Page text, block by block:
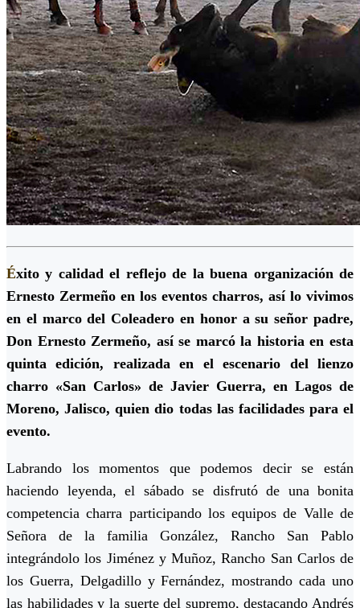
Éxito y calidad el reflejo de la buena organización de
Ernesto Zermeño en los eventos charros, así lo vivimos
en el marco del Coleadero en honor a su señor padre,
Don Ernesto Zermeño, así se marcó la historia en esta
quinta edición, realizada en el escenario del lienzo
charro «San Carlos» de Javier Guerra, en Lagos de
Moreno, Jalisco, quien dio todas las facilidades para el
evento.
Labrando los momentos que podemos decir se están
haciendo leyenda, el sábado se disfrutó de una bonita
competencia charra participando los equipos de Valle de
Señora de la familia González, Rancho San Pablo
integrándolo los Jiménez y Muñoz, Rancho San Carlos de
los Guerra, Delgadillo y Fernández, mostrando cada uno
las habilidades y la suerte del supremo, destacando Andrés